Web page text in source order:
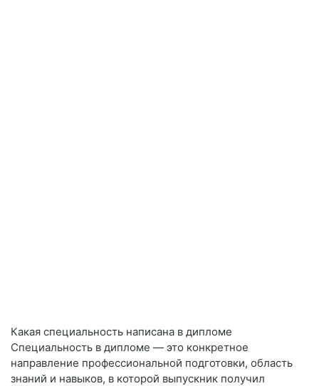
Какая специальность написана в дипломе
Специальность в дипломе — это конкретное
направление профессиональной подготовки, область
знаний и навыков, в которой выпускник получил